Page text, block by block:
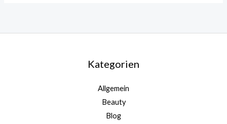
Kategorien
Allgemein
Beauty
Blog